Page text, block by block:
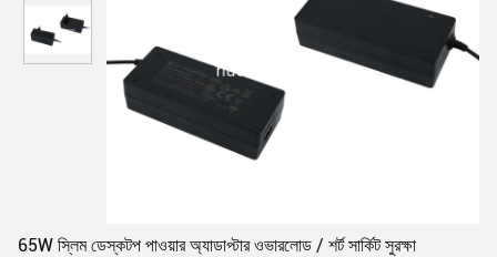
65W স্লিম ডেস্কটপ পাওয়ার অ্যাডাপ্টার ওভারলোড / শর্ট সার্কিট সুরক্ষা